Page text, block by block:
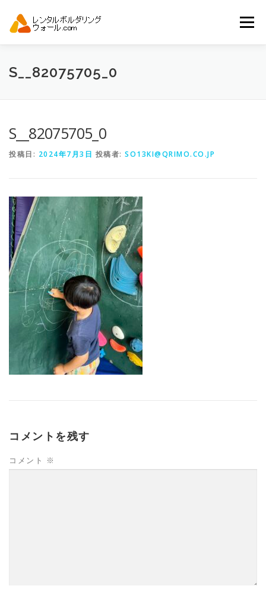
メニュー
トップ 自動見積り
S__82075705_0
S__82075705_0
投稿日: 2024年7月3日 投稿者: SO13KI@QRIMO.CO.JP
コメントを残す
コメント ※